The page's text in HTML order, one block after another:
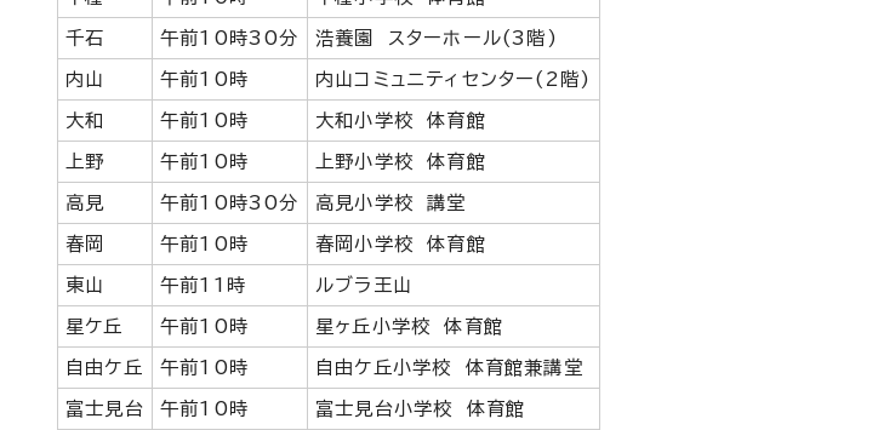
千石 午前10時30分 浩養園 スターホール(3階)
内山 午前10時 内山コミュニティセンター(2階)
大和 午前10時 大和小学校 体育館
上野 午前10時 上野小学校 体育館
高見 午前10時30分 高見小学校 講堂
春岡 午前10時 春岡小学校 体育館
東山 午前11時 ルブラ王山
星ケ丘 午前10時 星ヶ丘小学校 体育館
自由ケ丘 午前10時 自由ケ丘小学校 体育館兼講堂
富士見台 午前10時 富士見台小学校 体育館